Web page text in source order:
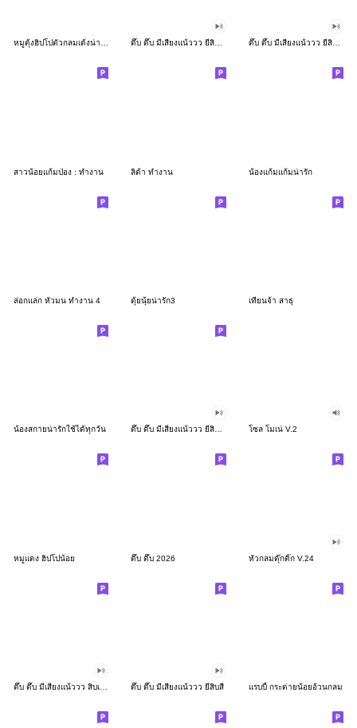
หมูดุ้งฮิปโปตัวกลมเด้งน่ารัก ดึ๊บ ดึ๊บ มีเสียงแน้ววว ยี่สิบเจ็ด ดึ๊บ ดึ๊บ มีเสียงแน้ววว ยี่สิบหก
สาวน้อยแก้มป่อง : ทำงาน ลิต้า ทำงาน น้องแก้มแก้มน่ารัก
ล่อกแล่ก หัวมน ทำงาน 4 ตุ้ยนุ้ยน่ารัก3 เทียนจ้า สาธุ
น้องสกายน่ารักใช้ได้ทุกวัน ดึ๊บ ดึ๊บ มีเสียงแน้ววว ยี่สิบสอง โซล โมเน่ V.2
หมูแดง ฮิปโปน้อย ดึ๊บ ดึ๊บ 2026 หัวกลมดุ๊กดิ๊ก V.24
ดึ๊บ ดึ๊บ มีเสียงแน้ววว ยี่สิบสี่ แรบบี้ กระต่ายน้อยอ้วนกลม